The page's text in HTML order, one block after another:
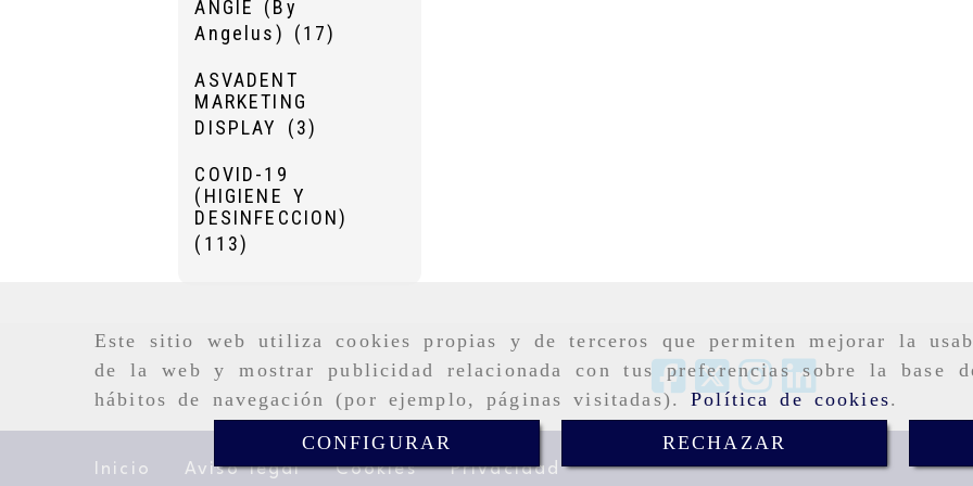
Este sitio web utiliza cookies propias y de terceros que permiten mejorar la
de la web y mostrar publicidad relacionada con tus preferencias sobre la
hábitos de navegación (por ejemplo, páginas visitadas).Política de cookies.
CONFIGURAR RECHAZAR
ANGIE (By
Angelus) (17)
ASVADENT
MARKETING
DISPLAY (3)
COVID-19
(HIGIENE Y
DESINFECCION)
(113)
Inicio Aviso legal Cookies Privacidad